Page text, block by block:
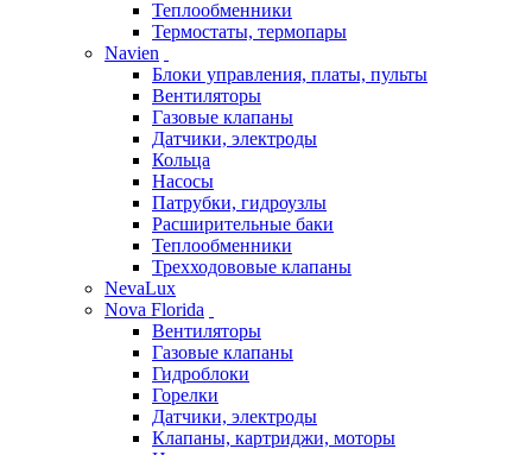
Теплообменники
Термостаты, термопары
Navien
Блоки управления, платы, пульты
Вентиляторы
Газовые клапаны
Датчики, электроды
Кольца
Насосы
Патрубки, гидроузлы
Расширительные баки
Теплообменники
Трехходововые клапаны
NevaLux
Nova Florida
Вентиляторы
Газовые клапаны
Гидроблоки
Горелки
Датчики, электроды
Клапаны, картриджи, моторы